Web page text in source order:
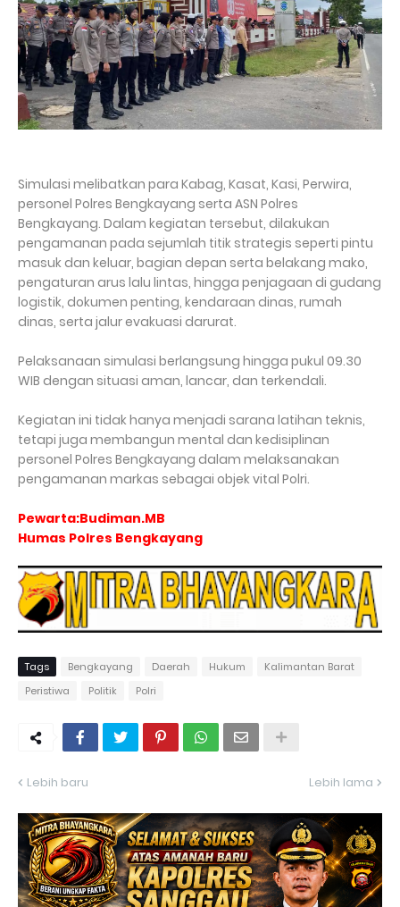
Simulasi melibatkan para Kabag, Kasat, Kasi, Perwira,
personel Polres Bengkayang serta ASN Polres
Bengkayang. Dalam kegiatan tersebut, dilakukan
pengamanan pada sejumlah titik strategis seperti pintu
masuk dan keluar, bagian depan serta belakang mako,
pengaturan arus lalu lintas, hingga penjagaan di gudang
logistik, dokumen penting, kendaraan dinas, rumah
dinas, serta jalur evakuasi darurat.
Pelaksanaan simulasi berlangsung hingga pukul 09.30
WIB dengan situasi aman, lancar, dan terkendali.
Kegiatan ini tidak hanya menjadi sarana latihan teknis,
tetapi juga membangun mental dan kedisiplinan
personel Polres Bengkayang dalam melaksanakan
pengamanan markas sebagai objek vital Polri.
Pewarta:Budiman.MB
Humas Polres Bengkayang
Tags Bengkayang Daerah Hukum
Kalimantan Barat
Peristiwa
Politik Polri
Lebih baru Lebih lama